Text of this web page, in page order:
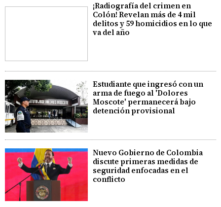
¡Radiografía del crimen en
Colón! Revelan más de 4 mil
delitos y 59 homicidios en lo que
va del año
Estudiante que ingresó con un
arma de fuego al 'Dolores
Moscote' permanecerá bajo
detención provisional
Nuevo Gobierno de Colombia
discute primeras medidas de
seguridad enfocadas en el
conflicto